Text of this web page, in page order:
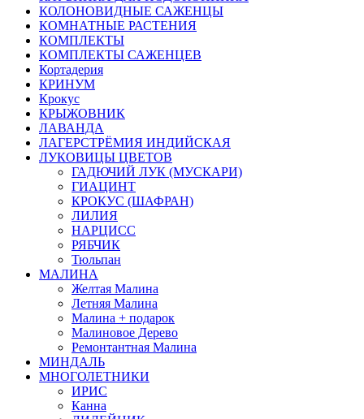
КОЛОНОВИДНЫЕ САЖЕНЦЫ
КОМНАТНЫЕ РАСТЕНИЯ
КОМПЛЕКТЫ
КОМПЛЕКТЫ САЖЕНЦЕВ
Кортадерия
КРИНУМ
Крокус
КРЫЖОВНИК
ЛАВАНДА
ЛАГЕРСТРЁМИЯ ИНДИЙСКАЯ
ЛУКОВИЦЫ ЦВЕТОВ
ГАДЮЧИЙ ЛУК (МУСКАРИ)
ГИАЦИНТ
КРОКУС (ШАФРАН)
ЛИЛИЯ
НАРЦИСС
РЯБЧИК
Тюльпан
МАЛИНА
Желтая Малина
Летняя Малина
Малина + подарок
Малиновое Дерево
Ремонтантная Малина
МИНДАЛЬ
МНОГОЛЕТНИКИ
ИРИС
Канна